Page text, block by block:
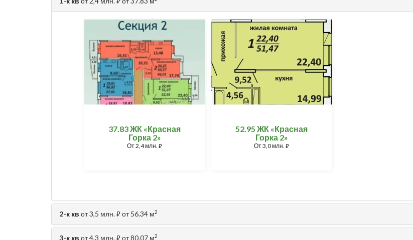
37.83 ЖК «Красная
Горка 2»
От2,4 млн. ⃏
52.95 ЖК «Красная
Горка 2»
От3,0 млн. ⃏
2-к кв от 3,5 млн.⃏от 56.34 м2
3-к кв от 4,3 млн.⃏от 80.07 м2